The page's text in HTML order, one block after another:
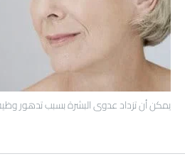
يمكن أن تزداد عدوى البشرة بسبب تدهور